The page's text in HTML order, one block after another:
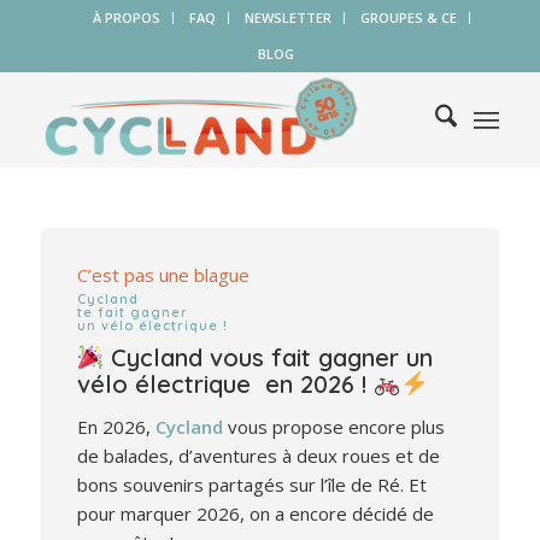
À PROPOS FAQ NEWSLETTER
GROUPES & CE
BLOG
C’est pas une blague
Cycland
te fait gagner
un vélo électrique !
Cycland vous fait gagner un
vélo électrique en 2026 !
En 2026, Cycland vous propose encore plus
de balades, d’aventures à deux roues et de
bons souvenirs partagés sur l’île de Ré. Et
pour marquer 2026, on a encore décidé de